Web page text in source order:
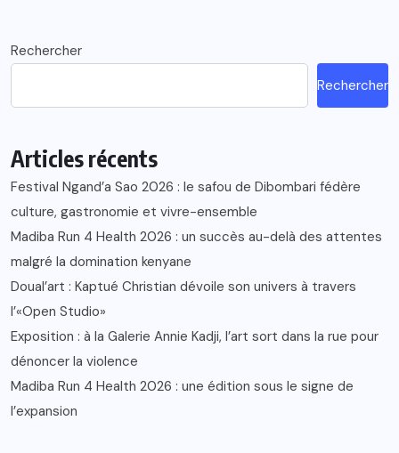
Rechercher
Rechercher
Articles récents
Festival Ngand’a Sao 2026 : le safou de Dibombari fédère
culture, gastronomie et vivre-ensemble
Madiba Run 4 Health 2026 : un succès au-delà des attentes
malgré la domination kenyane
Doual’art : Kaptué Christian dévoile son univers à travers
l’«Open Studio»
Exposition : à la Galerie Annie Kadji, l’art sort dans la rue pour
dénoncer la violence
Madiba Run 4 Health 2026 : une édition sous le signe de
l’expansion